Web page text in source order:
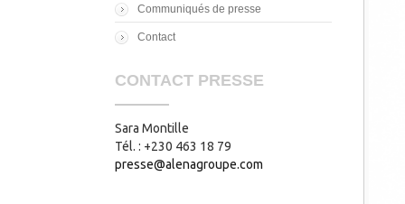
Communiqués de presse
Contact
CONTACT PRESSE
Sara Montille
Tél. : +230 463 18 79
presse@alenagroupe.com